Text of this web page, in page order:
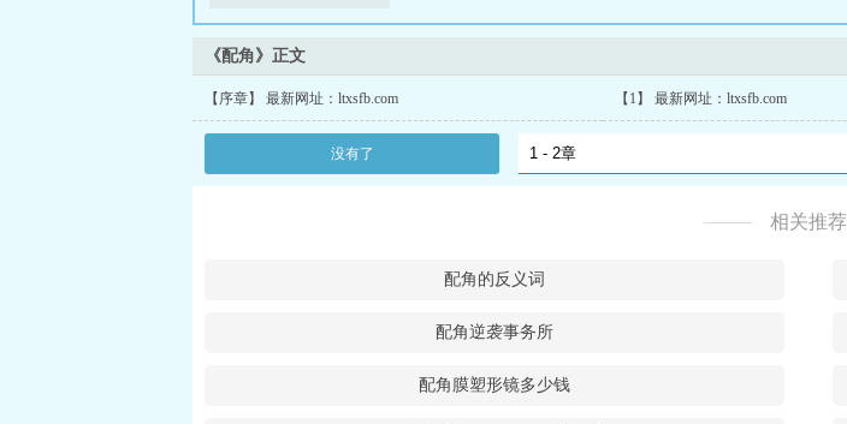
《配角》正文
【序章】 最新网址：ltxsfb.com 【1】 最新网址：ltxsfb.com
没有了
相关推荐
配角的反义词
配角逆袭事务所
配角膜塑形镜多少钱